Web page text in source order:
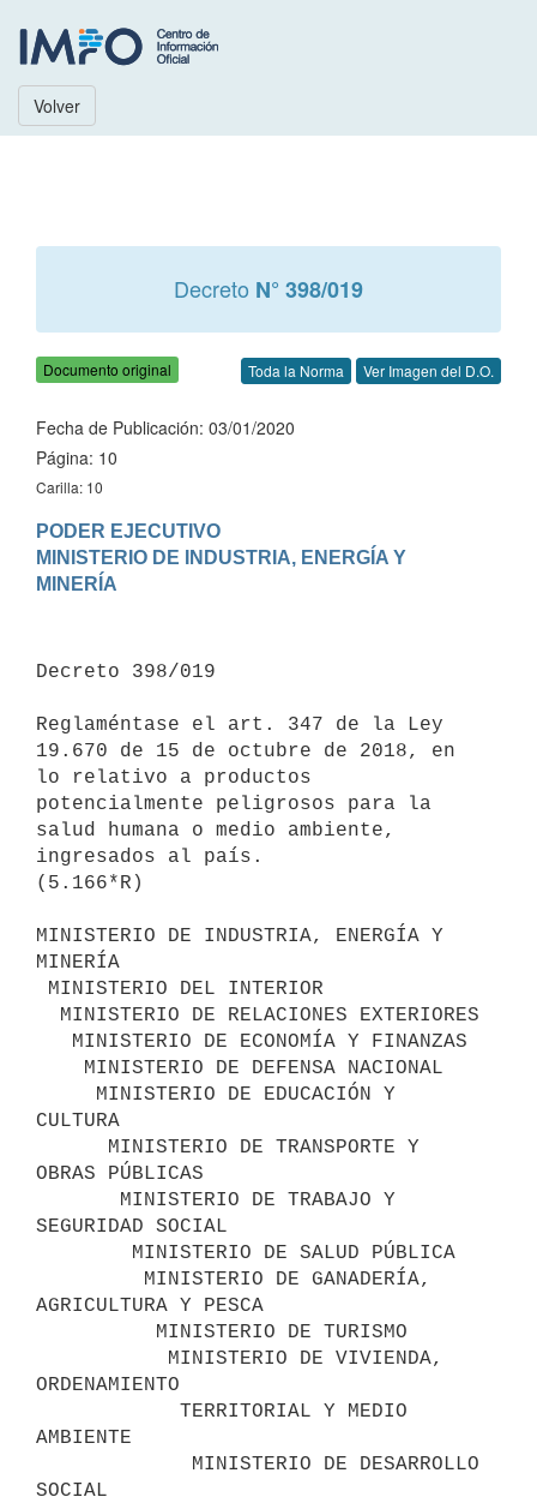
Volver
Decreto N° 398/019
Documento original Toda la Norma Ver Imagen del D.O.
Fecha de Publicación: 03/01/2020
Página: 10
Carilla: 10
PODER EJECUTIVO
MINISTERIO DE INDUSTRIA, ENERGÍA Y
Decreto 398/019
Reglaméntase el art. 347 de la Ley
19.670 de 15 de octubre de 2018, en
lo relativo a productos
potencialmente peligrosos para la
salud humana o medio ambiente,
ingresados al país.
(5.166*R)
MINISTERIO DE INDUSTRIA, ENERGÍA Y
MINERÍA
CULTURA
OBRAS PÚBLICAS
SEGURIDAD SOCIAL
AGRICULTURA Y PESCA
ORDENAMIENTO
AMBIENTE
SOCIAL